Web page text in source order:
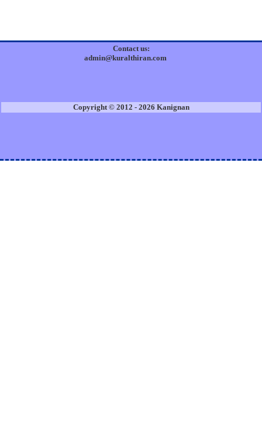
Contact us:
admin@kuralthiran.com
Copyright © 2012 - 2026 Kanignan